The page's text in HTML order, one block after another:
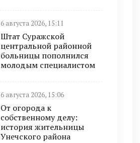
6 августа 2026, 15:11
Штат Суражской
центральной районной
больницы пополнился
молодым специалистом
6 августа 2026, 15:06
От огорода к
собственному делу:
история жительницы
Унечского района